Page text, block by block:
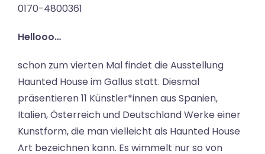
0170-4800361
Hellooo…
schon zum vierten Mal findet die Ausstellung
Haunted House im Gallus statt. Diesmal
präsentieren 11 Künstler*innen aus Spanien,
Italien, Österreich und Deutschland Werke einer
Kunstform, die man vielleicht als Haunted House
Art bezeichnen kann. Es wimmelt nur so von